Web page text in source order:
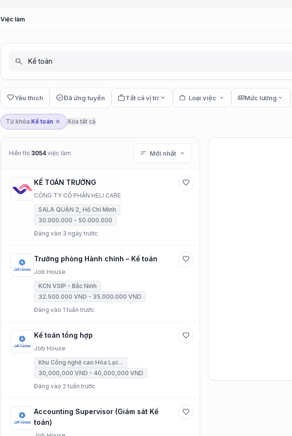
Việc làm
search
favoriteYêu thích check_circleĐã ứng tuyển workTất cả vị trí expand_more work Loại việc expand_more paymentsMức lương expand_more
Từ khóa:Kế toán close Xóa tất cả
Hiển thị 3054 việc làm sort Mới nhất expand_more
favorite
KẾ TOÁN TRƯỞNG
CÔNG TY CỔ PHẦN HELI CARE
SALA QUẬN 2, Hồ Chí Minh
30.000.000 - 50.000.000
Đăng vào 3 ngày trước
favorite
Trưởng phòng Hành chính – Kế toán
Job House
KCN VSIP - Bắc Ninh
32.500.000 VND - 35.000.000 VND
Đăng vào 1 tuần trước
favorite
Kế toán tổng hợp
Job House
Khu Công nghệ cao Hòa Lạc...
30,000,000 VND - 40,000,000 VND
Đăng vào 2 tuần trước
favorite
Accounting Supervisor (Giám sát Kế
toán)